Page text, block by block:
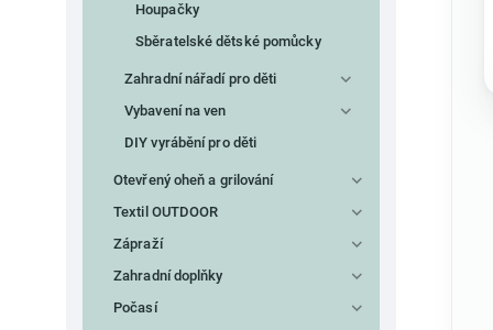
Houpačky
Sběratelské dětské pomůcky
Zahradní nářadí pro děti
Vybavení na ven
DIY vyrábění pro děti
Otevřený oheň a grilování
Textil OUTDOOR
Zápraží
Zahradní doplňky
Počasí